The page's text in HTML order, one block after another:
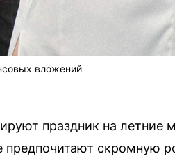
вложений
праздник на летние
скромную